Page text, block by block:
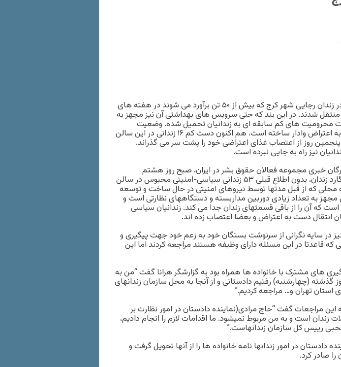
زندانیان سیاسی محبوس در زندان رجایی شهر کرج که بیش از ۵۰ تن برآورد می شوند در هفته های
منتقل شدند. در این بند که حتی سرویس های بهداشتی آن نیز مجهز به
محرومیت های کم سابقه ای به زندانیان تحمیل شده. وضعیت
حاصله زندانیان سیاسی را به اعتراض وادار ساخته است. هم اکنون دست کم ۱۶ زندانی در این سالن
روز از اعتصاب غذای اعتراضی خود را پشت سر می گذراند.
نیز راه به جایی نبرده است.
ارگان خبری مجموعه فعالان حقوق بشر در ایران، صبح روز هشتم
مردادماه با حضور پرشمار گارد زندان، بدون اطلاع قبلی ۵۳ زندانی سیاسی-امنیتی محبوس در سالن
به محلی که از قبل مدتها توسط نیروهای امنیتی در حال ساخت و توسعه
به تعداد زیادی دوربین مداربسته و دستگاههای نظارتی است و
که آن را از باقی قسمتهای زندان جدا می کند. زندانیان سیاسی
انتقال دست به اعتراض و بعضا اعتصاب زده اند.
نیز در سایه نگرانی از سرنوشت بستگان خود به زعم خود جهت پیگیری و
قاعدتا در این مسئله دارای وظیفه هستند مراجعه کردند اما این
های مشترک با خانواده ها همراه بود به گزارشگر هرانا گفت “من به
گذشته (چهارشنبه) رفتیم دادستانی و از آنجا به محل سازمان زندانهای
استان تهران و… مراجعه کردیم.”
مراجعات گفت “حاج مرادی(نماینده دادستان در امور نظارت بر
زندان است و به من مربوط نمیشود. ما اقدامات لازم را انجام دادیم،
رییس کل سازمان زندانهاست.”
دادستان در امور زندانها نامه خانواده ها را از آنها تحویل گرفت و
صادر کرد.